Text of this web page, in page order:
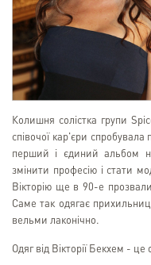
Колишня солістка групи
співочої кар'єри спробувала
перший і єдиний альбом
змінити професію і стати
Вікторію ще в 90-е
Саме так одягає
вельми лаконічно.
Одяг від Вікторії Бекхем - це